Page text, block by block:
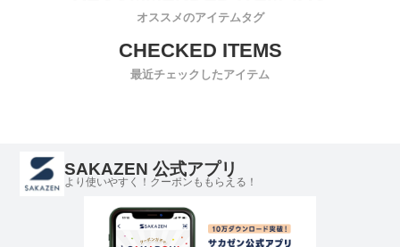
オススメのアイテムタグ
最近チェックしたアイテム
SAKAZEN 公式アプリ
より使いやすく！クーポンももらえる！